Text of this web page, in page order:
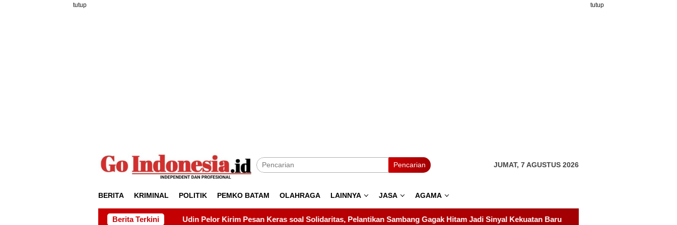
tutup tutup
Pencarian JUMAT, 7 AGUSTUS 2026
BERITA KRIMINAL POLITIK PEMKO BATAM OLAHRAGA LAINNYA JASA AGAMA
Berita Terkini
Udin Pelor Kirim Pesan Keras soal Solidaritas, Pelantikan Sambang Gagak Hitam Jadi Sinyal Kekuatan Baru Pelantikan Panglima Sambang Gagak Hitam Kota